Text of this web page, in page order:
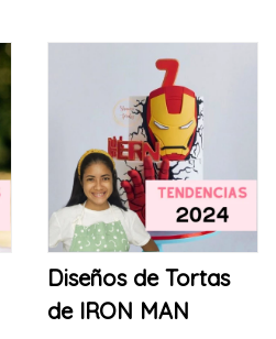
Diseños de Tortas
de IRON MAN